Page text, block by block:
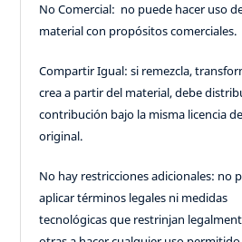
No Comercial: no puede hacer uso
material con propósitos comerciales.
Compartir Igual: si remezcla,
crea a partir del material, debe
contribución bajo la misma licencia
original.
No hay restricciones adicionales: no
aplicar términos legales ni medidas
tecnológicas que restrinjan